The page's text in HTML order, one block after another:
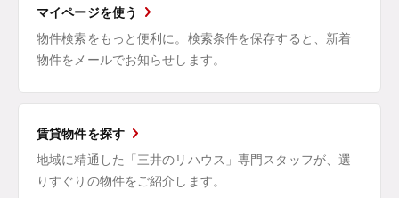
マイページを使う
物件検索をもっと便利に。検索条件を保存すると、新着
物件をメールでお知らせします。
賃貸物件を探す
地域に精通した「三井のリハウス」専門スタッフが、選
りすぐりの物件をご紹介します。